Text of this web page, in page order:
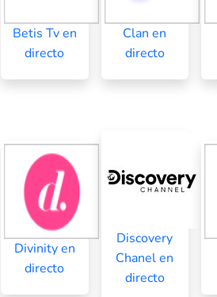
Betis Tv en
directo
Clan en
directo
Divinity en
directo
Discovery
Chanel en
directo